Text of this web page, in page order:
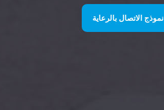
نموذج الاتصال بالرعاية